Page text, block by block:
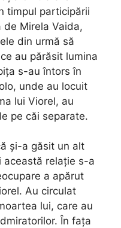
timpul participării
de Mirela Vaida,
din urmă să
au părăsit lumina
s-au întors în
unde au locuit
lui Viorel, au
pe căi separate.
și-a găsit un alt
această relație s-a
a apărut
Au circulat
lui, care au
În fața